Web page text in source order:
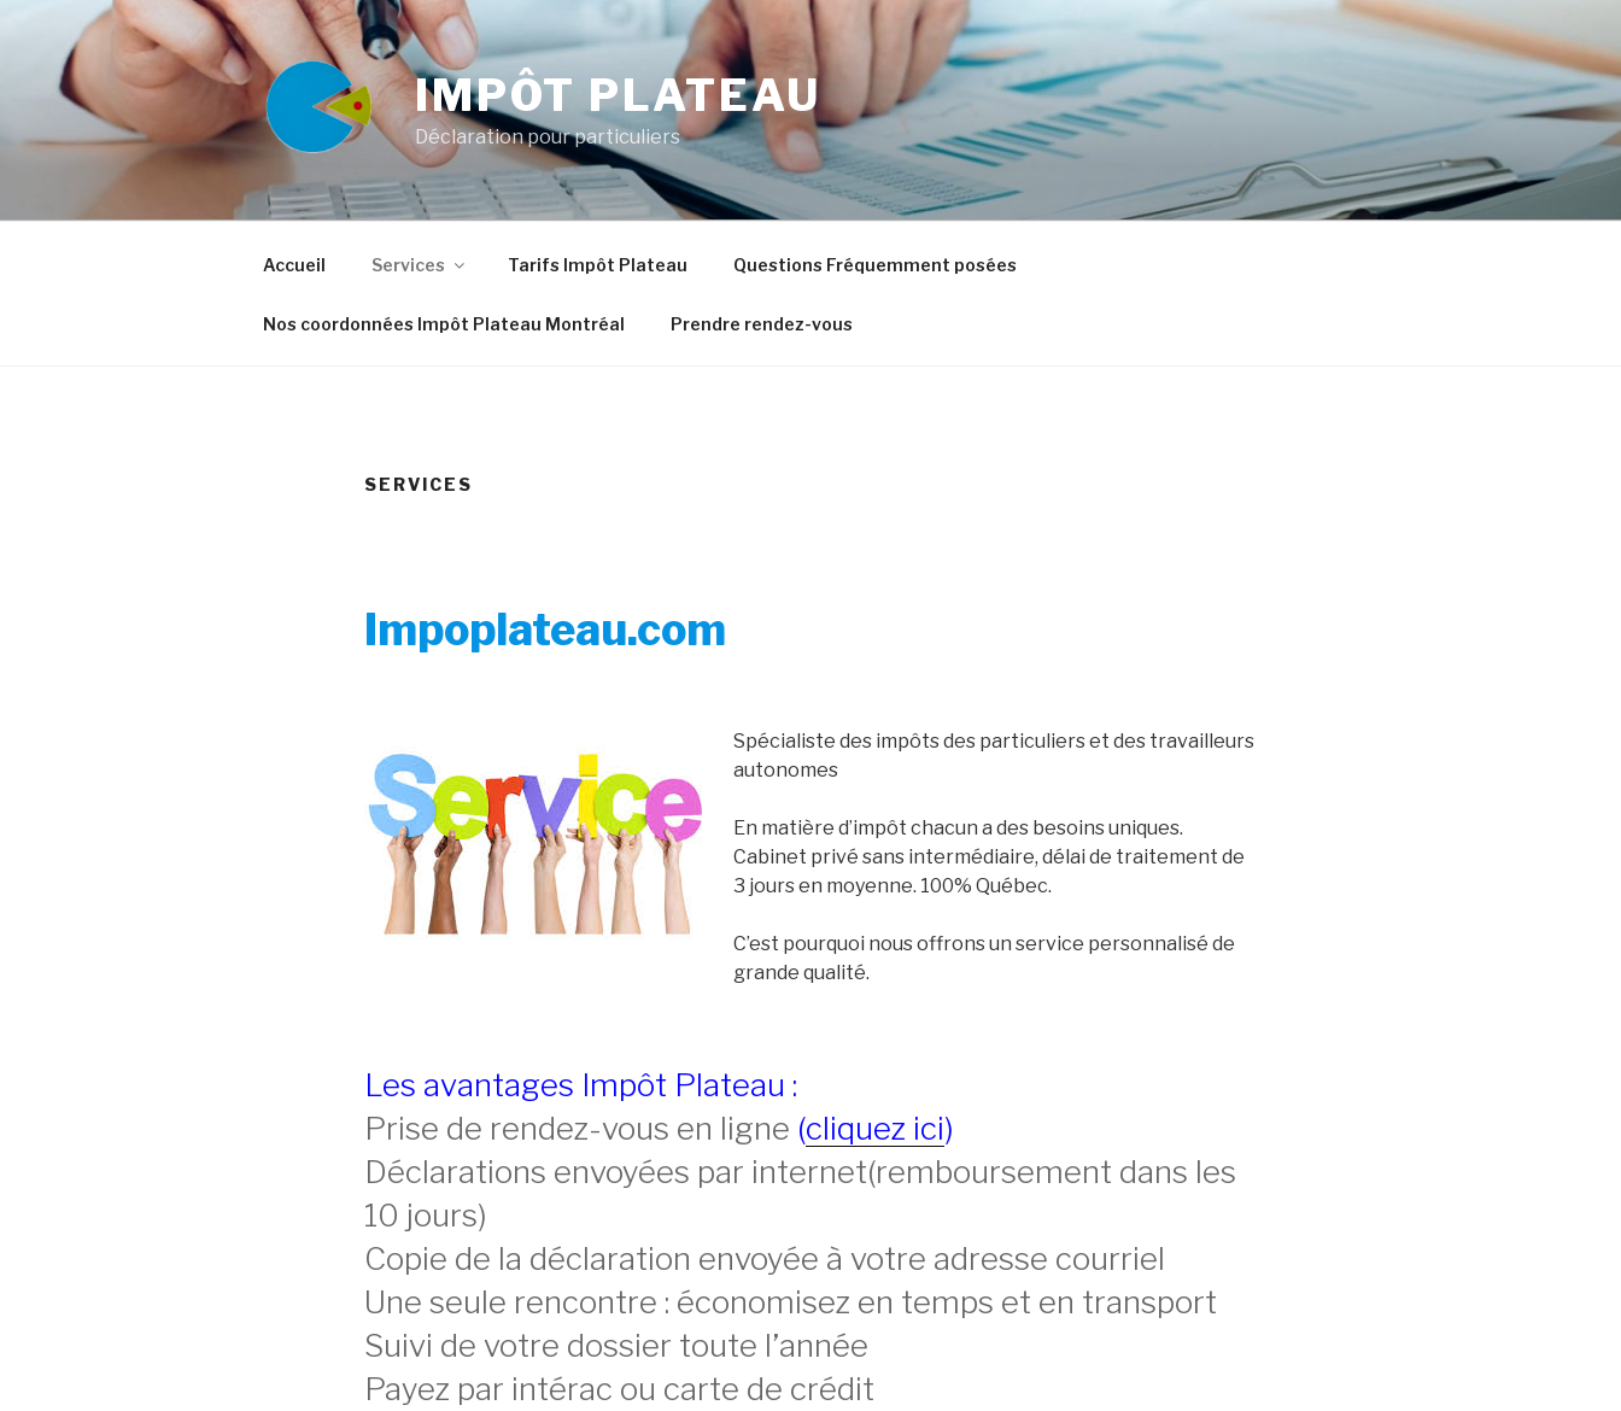
contenu
IMPÔT PLATEAU
Déclaration pour particuliers
Accueil Services Tarifs Impôt Plateau Questions Fréquemment posées
Nos coordonnées Impôt Plateau Montréal Prendre rendez-vous
SERVICES
Impoplateau.com
Spécialiste des impôts des particuliers et des travailleurs
autonomes
En matière d’impôt chacun a des besoins uniques.
Cabinet privé sans intermédiaire, délai de traitement de
3 jours en moyenne. 100% Québec.
C’est pourquoi nous offrons un service personnalisé de
grande qualité.
Les avantages Impôt Plateau :
Prise de rendez-vous en ligne (cliquez ici)
Déclarations envoyées par internet(remboursement dans les
10 jours)
Copie de la déclaration envoyée à votre adresse courriel
Une seule rencontre : économisez en temps et en transport
Suivi de votre dossier toute l’année
Payez par intérac ou carte de crédit